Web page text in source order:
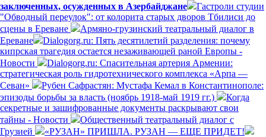
заключенных, осужденных в Азербайджане
Гастроли студии
"Обводный переулок": от колорита старых дворов Тбилиси до
сцены в Ереване
Армяно-грузинский театральный диалог в
Ереване
Dialogorg.ru: Пять десятилетий разделения: почему
кипрская трагедия остается незаживающей раной Европы -
Новости
Dialogorg.ru: Спасительная артерия Армении:
стратегическая роль гидротехнического комплекса «Арпа —
Севан»
Рубен Сафрастян: Мустафа Кемал в Константинополе:
эпизоды борьбы за власть (ноябрь 1918-май 1919 гг.)
Когда
секретные и зашифрованные документы раскрывают свои
тайны - Новости
Общественный театральный диалог с
Грузией
«РУЗАН» ПРИШЛА. РУЗАН — ЕЩЕ ПРИДЕТ!